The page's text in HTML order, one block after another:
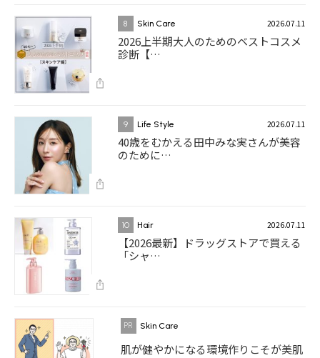
8 Skin Care 2026.07.11
2026上半期大人のためのベストコスメ
診断【…
9 Life Style 2026.07.11
40歳をむかえる田中みな実さんが美容
のために…
10 Hair 2026.07.11
【2026最新】ドラッグストアで買える
「シャ…
Skin Care
肌が健やかになる環境作りこそが美肌